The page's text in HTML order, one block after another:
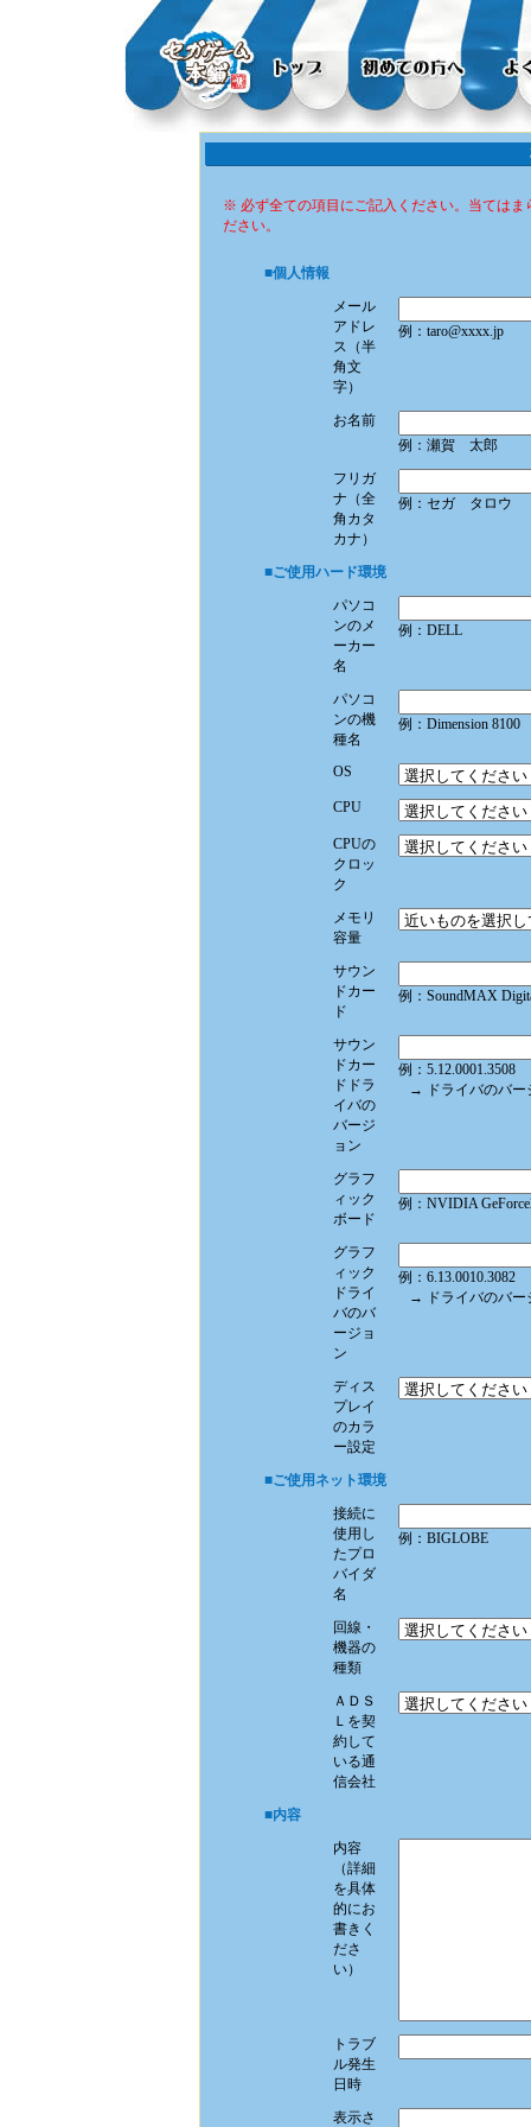
※ 必ず全ての項目にご記入ください。当ては
ださい。
■個人情報
メール
アドレ
ス（半
角文
字）
例： taro@xxxx.jp
お名前
例：瀬賀 太郎
フリガ
ナ（全
角カタ
カナ）
例：セガ タロウ
■ご使用ハード環境
パソコ
ンのメ
ーカー
名
例：DELL
パソコ
ンの機
種名
例：Dimension 8100
OS
CPU
CPUの
クロッ
ク
メモリ
容量
サウン
ドカー
ド
例：SoundMAX
サウン
ドカー
ドドラ
イバの
バージ
ョン
例：5.12.0001.3508
→ ドライバのバー
グラフ
ィック
ボード
例：NVIDIA
グラフ
ィック
ドライ
バのバ
ージョ
ン
例：6.13.0010.3082
→ ドライバのバー
ディス
プレイ
のカラ
ー設定
■ご使用ネット環境
接続に
使用し
たプロ
バイダ
名
例：BIGLOBE
回線・
機器の
種類
ＡＤＳ
Ｌを契
約して
いる通
信会社
■内容
内容
（詳細
を具体
的にお
書きく
ださ
い）
トラブ
ル発生
日時
表示さ